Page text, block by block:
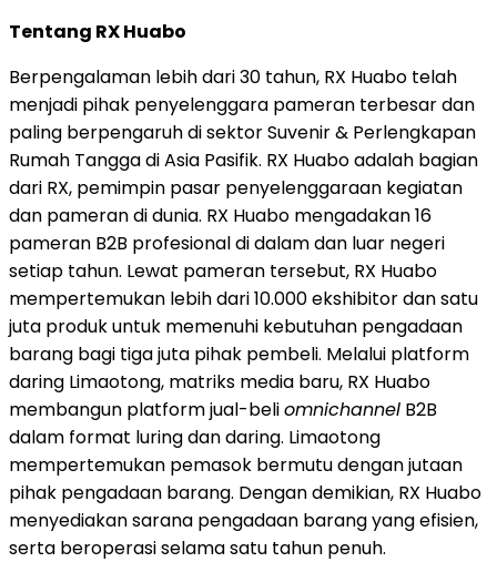
Tentang RX Huabo
Berpengalaman lebih dari 30 tahun, RX Huabo telah
menjadi pihak penyelenggara pameran terbesar dan
paling berpengaruh di sektor Suvenir & Perlengkapan
Rumah Tangga di Asia Pasifik. RX Huabo adalah bagian
dari RX, pemimpin pasar penyelenggaraan kegiatan
dan pameran di dunia. RX Huabo mengadakan 16
pameran B2B profesional di dalam dan luar negeri
setiap tahun. Lewat pameran tersebut, RX Huabo
mempertemukan lebih dari 10.000 ekshibitor dan satu
juta produk untuk memenuhi kebutuhan pengadaan
barang bagi tiga juta pihak pembeli. Melalui platform
daring Limaotong, matriks media baru, RX Huabo
membangun platform jual-beliomnichannel B2B
dalam format luring dan daring. Limaotong
mempertemukan pemasok bermutu dengan jutaan
pihak pengadaan barang. Dengan demikian, RX Huabo
menyediakan sarana pengadaan barang yang efisien,
serta beroperasi selama satu tahun penuh.